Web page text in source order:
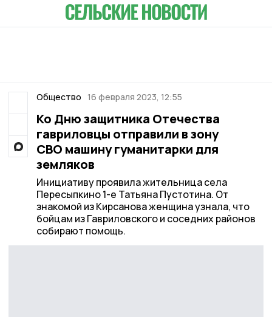
Общество 16 февраля 2023, 12:55
Ко Дню защитника Отечества
гавриловцы отправили в зону
СВО машину гуманитарки для
земляков
Инициативу проявила жительница села
Пересыпкино 1-е Татьяна Пустотина. От
знакомой из Кирсанова женщина узнала, что
бойцам из Гавриловского и соседних районов
собирают помощь.